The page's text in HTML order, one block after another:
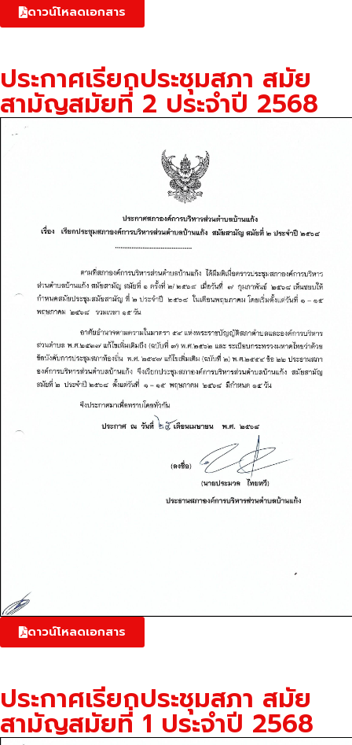
ดาวน์โหลดเอกสาร
ประกาศเรียกประชุมสภา สมัย
สามัญสมัยที่ 2 ประจำปี 2568
ดาวน์โหลดเอกสาร
ประกาศเรียกประชุมสภา สมัย
สามัญสมัยที่ 1 ประจำปี 2568